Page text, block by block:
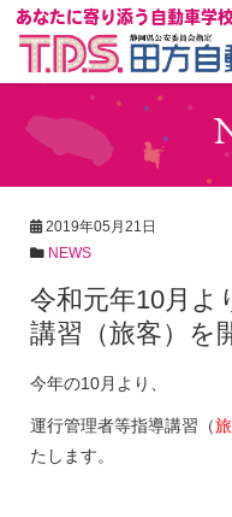
あなたに寄り添う自動車学
2019年05月21日
NEWS
令和元年10月よ
講習（旅客）を
今年の10月より、
運行管理者等指導講習（
たします。